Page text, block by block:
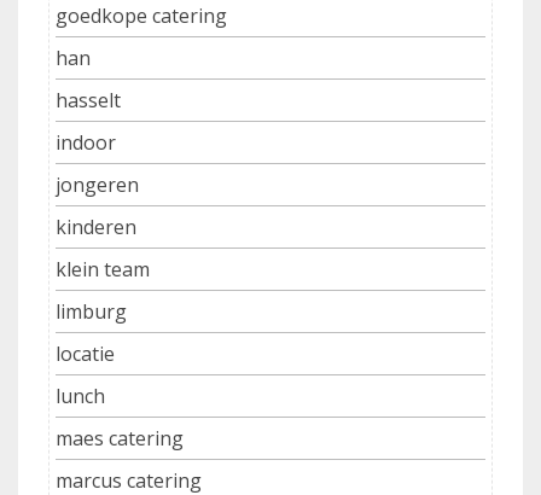
goedkope catering
han
hasselt
indoor
jongeren
kinderen
klein team
limburg
locatie
lunch
maes catering
marcus catering